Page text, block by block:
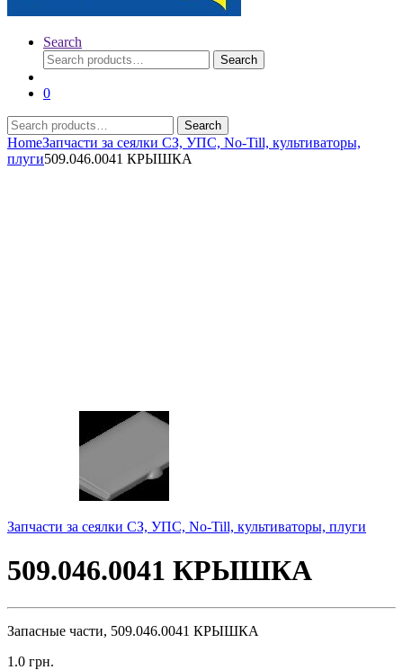
Search
Search
for:
Search
0
Search
for:
Search
HomeЗапчасти за сеялки СЗ, УПС, No-Till, культиваторы,
плуги509.046.0041 КРЫШКА
Запчасти за сеялки СЗ, УПС, No-Till, культиваторы, плуги
509.046.0041 КРЫШКА
Запасные части, 509.046.0041 КРЫШКА
1.0 грн.